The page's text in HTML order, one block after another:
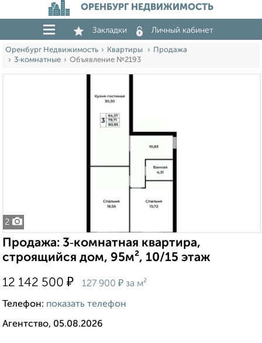
ОРЕНБУРГ НЕДВИЖИМОСТЬ
Закладки Личный кабинет
Оренбург Недвижимость Квартиры
Продажа
3‑комнатные
Объявление №2193
2
Продажа: 3‑комнатная квартира,
строящийся дом, 95м², 10/15 этаж
12 142 500 ₽ 127 900 ₽ за м²
Телефон: показать телефон
Агентство, 05.08.2026